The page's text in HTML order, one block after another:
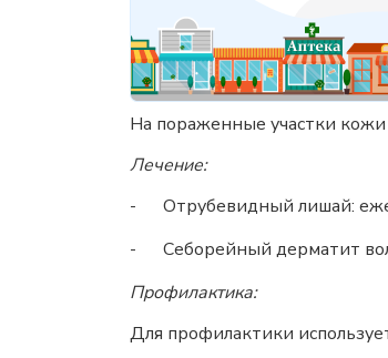
На пораженные участки
Лечение:
-
Отрубевидный лишай:
-
Себорейный дерматит
Профилактика:
Для профилактики